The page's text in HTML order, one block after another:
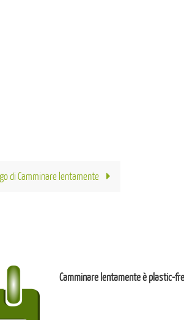
di Camminare lentamente
Camminare lentamente è plastic-